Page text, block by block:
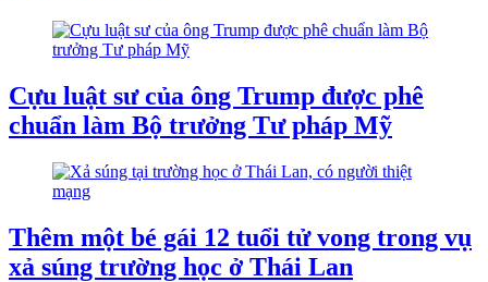
Cựu luật sư của ông Trump được phê
chuẩn làm Bộ trưởng Tư pháp Mỹ
Thêm một bé gái 12 tuổi tử vong trong vụ
xả súng trường học ở Thái Lan